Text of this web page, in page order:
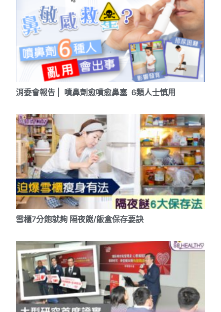
消委會報告 | 噴鼻劑愈噴愈鼻塞 6類人士慎用
雪櫃7分飽就夠 隔夜餸/飯盒保存要訣